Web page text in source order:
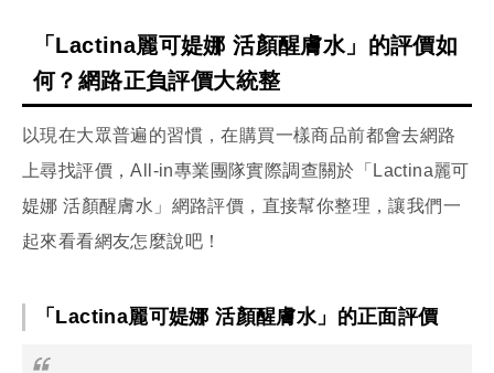
「Lactina麗可媞娜 活顏醒膚水」的評價如
何？網路正負評價大統整
以現在大眾普遍的習慣，在購買一樣商品前都會去網路
上尋找評價，All-in專業團隊實際調查關於「Lactina麗可
媞娜 活顏醒膚水」網路評價，直接幫你整理，讓我們一
起來看看網友怎麼說吧！
「Lactina麗可媞娜 活顏醒膚水」的正面評價